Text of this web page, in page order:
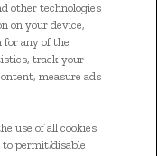
other technologies
on your device,
for any of the
track your
measure ads
use of all cookies
to permit/disable